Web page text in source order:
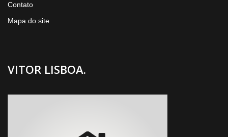
Contato
Mapa do site
VITOR LISBOA.